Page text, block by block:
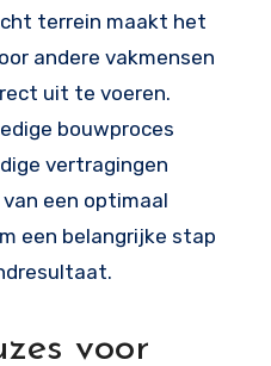
terrein maakt het
andere vakmensen
uit te voeren.
bouwproces
vertragingen
een optimaal
een belangrijke stap
voor